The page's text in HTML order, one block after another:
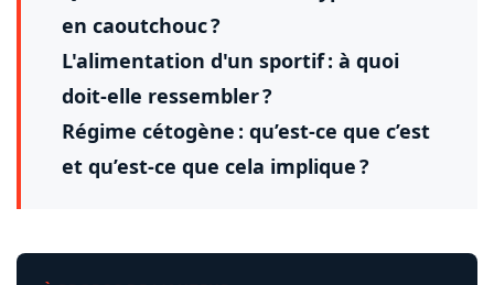
en caoutchouc ?
L'alimentation d'un sportif : à quoi
doit-elle ressembler ?
Régime cétogène : qu’est-ce que c’est
et qu’est-ce que cela implique ?